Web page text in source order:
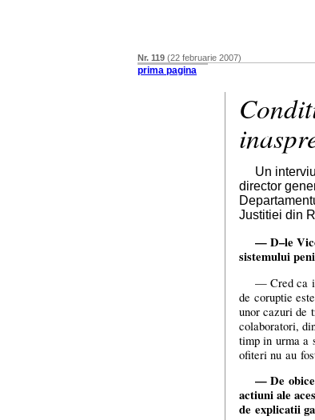
Nr. 119 (22 februarie 2007)
prima pagina
Un
director
Justitiei din
—D–le
sistemului
— Cred ca
de coruptie
unor cazuri de
colaboratori,
timp in urma a
ofiteri nu au
— De
actiuni ale
de explicatii